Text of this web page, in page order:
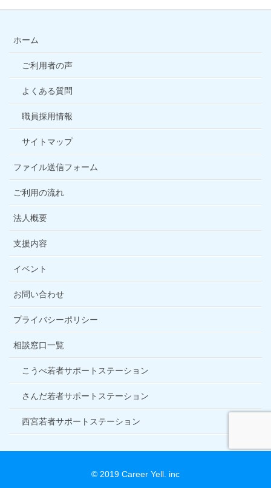
ホーム
ご利用者の声
よくある質問
職員採用情報
サイトマップ
ファイル送信フォーム
ご利用の流れ
法人概要
支援内容
イベント
お問い合わせ
プライバシーポリシー
相談窓口一覧
こうべ若者サポートステーション
さんだ若者サポートステーション
西宮若者サポートステーション
© 2019 Career Yell. inc